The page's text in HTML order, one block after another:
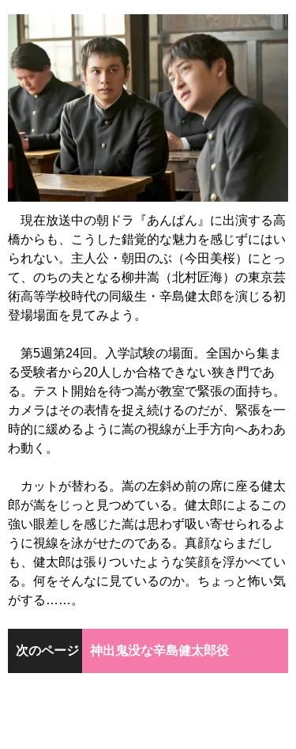
現在放送中の朝ドラ『あんぱん』に出演する高
橋からも、こうした錯覚的な魅力を感じずにはい
られない。主人公・朝田のぶ（今田美桜）にとっ
て、のちの夫となる柳井嵩（北村匠海）の東京芸
術高等学校時代の同級生・辛島健太郎を演じる初
登場場面を見てみよう。
第5週第24回。入学試験の場面。全国から集ま
る受験者から20人しか合格できない狭き門であ
る。テスト開始を待つ嵩が教室で緊張の面持ち。
カメラはその表情を捉え続けるのだが、緊張を一
時的に緩めるように嵩の視線が上手方向へあわあ
わ動く。
カットが替わる。嵩の左斜め前の席に座る健太
郎が嵩をじっと見つめている。健太郎によるこの
強い眼差しを感じた嵩は思わず吸い寄せられるよ
うに視線を泳がせたのである。真顔ならまだし
も、健太郎は張りついたような笑顔を浮かべてい
る。何をそんなに見ているのか。ちょっと怖い気
がする……。
次のページ 神出鬼没な辛島健太郎役